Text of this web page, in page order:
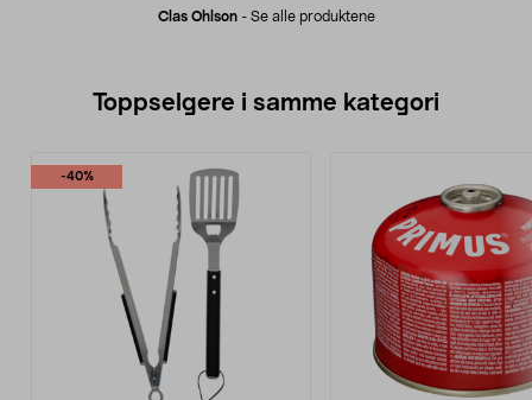
Clas Ohlson- Se alle produktene
Toppselgere i samme kategori
-40%